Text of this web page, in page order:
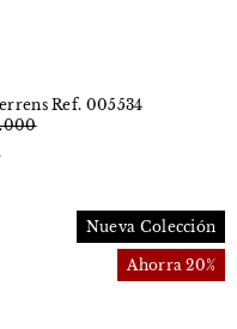
Ref. 005534
Nueva Colección
Ahorra 20%